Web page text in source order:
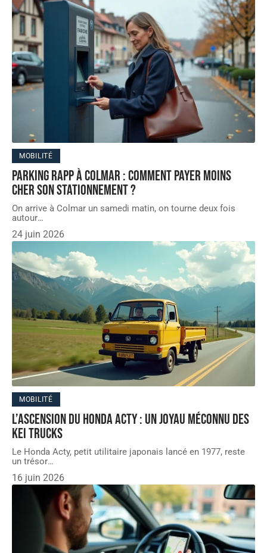
MOBILITÉ
Parking Rapp à Colmar : comment payer moins
cher son stationnement ?
On arrive à Colmar un samedi matin, on tourne deux fois
autour…
24 juin 2026
MOBILITÉ
L’ascension du Honda Acty : un joyau méconnu des
kei trucks
Le Honda Acty, petit utilitaire japonais lancé en 1977, reste
un trésor…
16 juin 2026